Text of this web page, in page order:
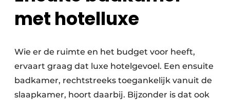
met hotelluxe
Wie er de ruimte en het budget voor heeft,
ervaart graag dat luxe hotelgevoel. Een ensuite
badkamer, rechtstreeks toegankelijk vanuit de
slaapkamer, hoort daarbij. Bijzonder is dat ook